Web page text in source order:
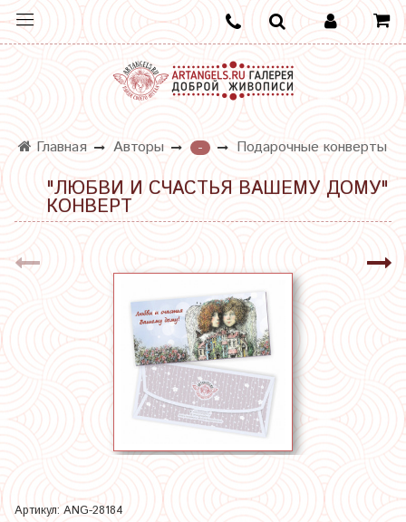
Главная Авторы - Подарочные конверты
"ЛЮБВИ И СЧАСТЬЯ ВАШЕМУ ДОМУ"
КОНВЕРТ
Артикул: ANG-28184